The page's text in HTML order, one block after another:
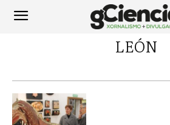
LEÓN